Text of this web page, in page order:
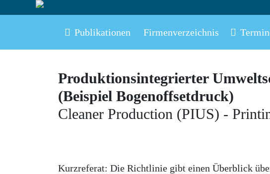
Publikationen Firmenverzeichnis
Produktionsintegrierter
(Beispiel Bogenoffsetdruck)
Cleaner Production (PIUS) -
Kurzreferat: Die Richtlinie gibt einen Überblick